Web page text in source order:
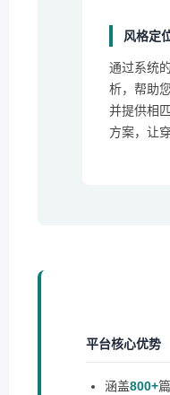
风格定
通过系统
析，帮助
并提供相
方案，让
平台核心优势
涵盖800+